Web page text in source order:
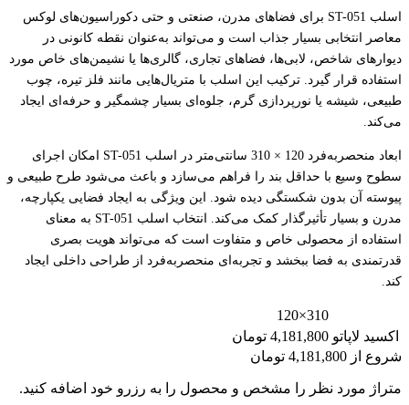
اسلب ST-051 برای فضاهای مدرن، صنعتی و حتی دکوراسیون‌های لوکس
معاصر انتخابی بسیار جذاب است و می‌تواند به‌عنوان نقطه کانونی در
دیوارهای شاخص، لابی‌ها، فضاهای تجاری، گالری‌ها یا نشیمن‌های خاص مورد
استفاده قرار گیرد. ترکیب این اسلب با متریال‌هایی مانند فلز تیره، چوب
طبیعی، شیشه یا نورپردازی گرم، جلوه‌ای بسیار چشمگیر و حرفه‌ای ایجاد
می‌کند.
ابعاد منحصر‌به‌فرد 120 × 310 سانتی‌متر در اسلب ST-051 امکان اجرای
سطوح وسیع با حداقل بند را فراهم می‌سازد و باعث می‌شود طرح طبیعی و
پیوسته آن بدون شکستگی دیده شود. این ویژگی به ایجاد فضایی یکپارچه،
مدرن و بسیار تأثیرگذار کمک می‌کند. انتخاب اسلب ST-051 به معنای
استفاده از محصولی خاص و متفاوت است که می‌تواند هویت بصری
قدرتمندی به فضا ببخشد و تجربه‌ای منحصربه‌فرد از طراحی داخلی ایجاد
کند.
310×120
اکسید لاپاتو 4,181,800 تومان
شروع از 4,181,800 تومان
متراژ مورد نظر را مشخص و محصول را به رزرو خود اضافه کنید.